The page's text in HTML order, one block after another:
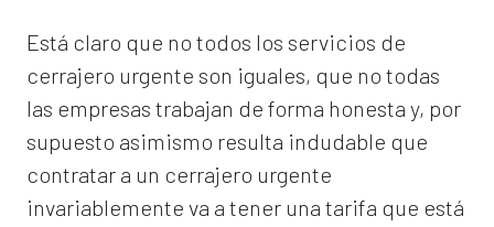
Está claro que no todos los servicios de
cerrajero urgente son iguales, que no todas
las empresas trabajan de forma honesta y, por
supuesto asimismo resulta indudable que
contratar a un cerrajero urgente
invariablemente va a tener una tarifa que está